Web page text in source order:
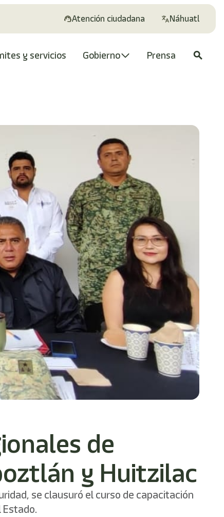
Atención ciudadana Náhuatl
y servicios Gobierno Prensa search
de
y Huitzilac
se clausuró el curso de capacitación